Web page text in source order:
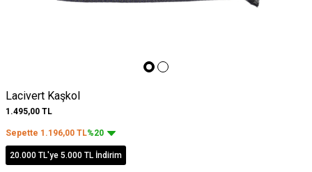
Lacivert Kaşkol
1.495,00 TL
Sepette 1.196,00 TL%20
20.000 TL'ye 5.000 TL İndirim